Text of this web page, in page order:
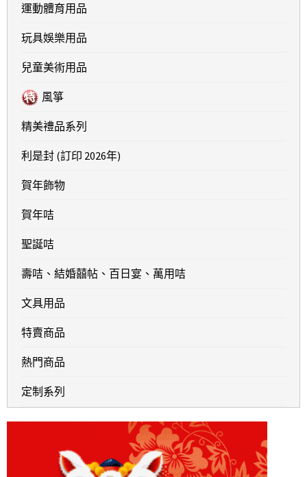
運動體育用品
玩具娛樂用品
兒童美術用品
風箏
精美禮品系列
利是封 (訂印 2026年)
賀年飾物
賀年咭
聖誕咭
壽咭、結婚囍帖、百日宴、萬用咭
文具用品
特賣商品
熱門商品
定制系列